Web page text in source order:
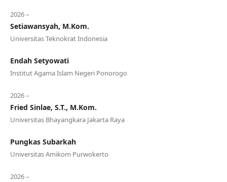
2026 –
Setiawansyah, M.Kom.
Universitas Teknokrat Indonesia
Endah Setyowati
Institut Agama Islam Negeri Ponorogo
2026 –
Fried Sinlae, S.T., M.Kom.
Universitas Bhayangkara Jakarta Raya
Pungkas Subarkah
Universitas Amikom Purwokerto
2026 –